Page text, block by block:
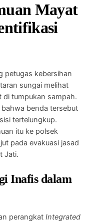
Mayat
petugas kebersihan
sungai melihat
di tumpukan sampah.
benda tersebut
tertelungkup.
itu ke polsek
pada evakuasi jasad
Jati.
Inafis dalam
perangkat Integrated